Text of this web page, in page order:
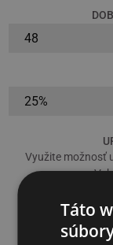
Využite možnosť
Táto